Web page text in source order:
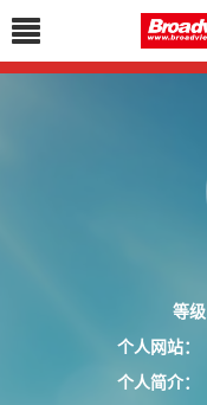
等级
个人网站：
个人简介：